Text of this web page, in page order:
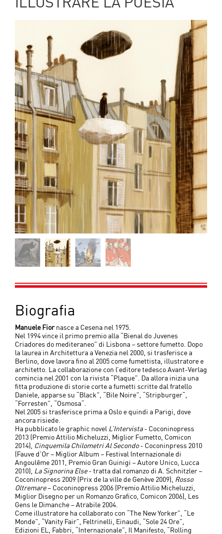
Biografia
Manuele Fiornasce a Cesena nel 1975.
Nel 1994 vince il primo premio alla “Bienal do Juvenes
Criadores do mediteraneo” di Lisbona – settore fumetto. Dopo
la laurea in Architettura a Venezia nel 2000, si trasferisce a
Berlino, dove lavora fino al 2005 come fumettista, illustratore e
architetto. La collaborazione con l’editore tedesco Avant-Verlag
comincia nel 2001 con la rivista “Plaque”. Da allora inizia una
fitta produzione di storie corte a fumetti scritte dal fratello
Daniele, apparse su “Black”, “Bile Noire”, “Stripburger“,
“Forresten”, “Osmosa“.
Nel 2005 si trasferisce prima a Oslo e quindi a Parigi, dove
ancora risiede.
Ha pubblicato le graphic novel L’Intervista- Coconinopress
2013 (Premio Attilio Micheluzzi, Miglior Fumetto, Comicon
2014), Cinquemila Chilometri Al Secondo- Coconinpress 2010
(Fauve d’Or – Miglior Album – Festival Internazionale di
Angoulême 2011, Premio Gran Guinigi – Autore Unico, Lucca
2010), La Signorina Else- tratta dal romanzo di A. Schnitzler –
Coconinopress 2009 (Prix de la ville de Genève 2009), Rosso
Oltremare– Coconinopress 2006 (Premio Attilio Micheluzzi,
Miglior Disegno per un Romanzo Grafico, Comicon 2006), Les
Gens le Dimanche – Atrabile 2004.
Come illustratore ha collaborato con “The New Yorker”, “Le
Monde”, “Vanity Fair”, Feltrinelli, Einaudi, “Sole 24 Ore”,
Edizioni EL, Fabbri, “Internazionale”, Il Manifesto, “Rolling